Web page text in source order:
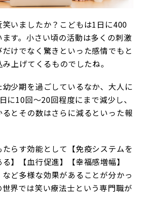
いましたか？こどもは1日に400
す。小さい頃の活動は多くの刺激
けでなく驚きといった感情でもと
上げてくるものでしたね。
少期を過ごしているなか、大人に
に10回～20回程度にまで減少し、
とその数はさらに減るといった報
らす効能として【免疫システムを
】【血行促進】【幸福感増幅】
など多様な効果があることが分かっ
界では笑い療法士という専門職が